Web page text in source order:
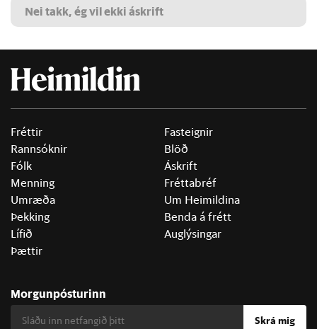
Nei takk, ég vil ekki áskrift
Fréttir
Rannsóknir
Fólk
Menning
Umræða
Þekking
Lífið
Þættir
Fasteignir
Blöð
Áskrift
Fréttabréf
Um Heimildina
Benda á frétt
Auglýsingar
Morgunpósturinn
Skrá mig